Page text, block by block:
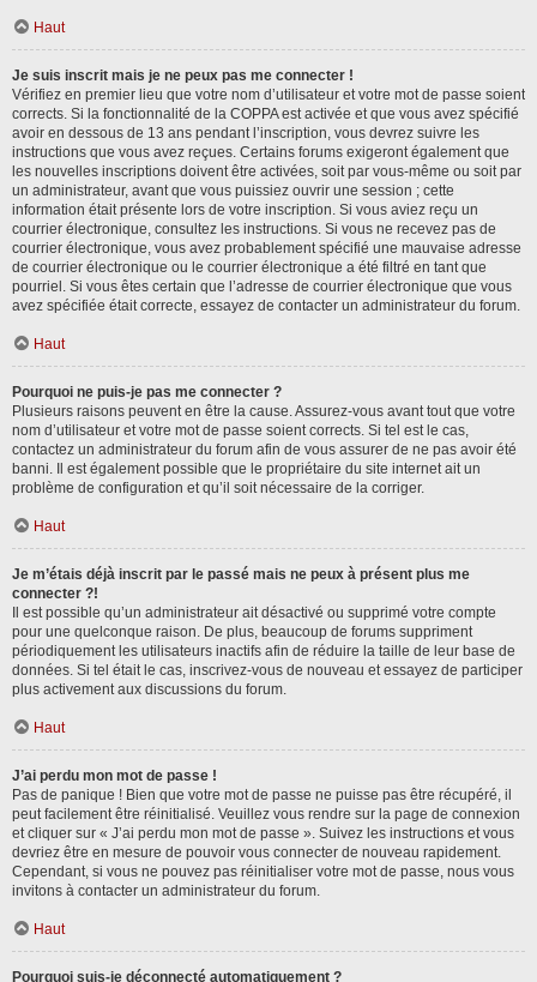
Haut
Je suis inscrit mais je ne peux pas me connecter !
Vérifiez en premier lieu que votre nom d’utilisateur et votre mot de passe soient
corrects. Si la fonctionnalité de la COPPA est activée et que vous avez spécifié
avoir en dessous de 13 ans pendant l’inscription, vous devrez suivre les
instructions que vous avez reçues. Certains forums exigeront également que
les nouvelles inscriptions doivent être activées, soit par vous-même ou soit par
un administrateur, avant que vous puissiez ouvrir une session ; cette
information était présente lors de votre inscription. Si vous aviez reçu un
courrier électronique, consultez les instructions. Si vous ne recevez pas de
courrier électronique, vous avez probablement spécifié une mauvaise adresse
de courrier électronique ou le courrier électronique a été filtré en tant que
pourriel. Si vous êtes certain que l’adresse de courrier électronique que vous
avez spécifiée était correcte, essayez de contacter un administrateur du forum.
Haut
Pourquoi ne puis-je pas me connecter ?
Plusieurs raisons peuvent en être la cause. Assurez-vous avant tout que votre
nom d’utilisateur et votre mot de passe soient corrects. Si tel est le cas,
contactez un administrateur du forum afin de vous assurer de ne pas avoir été
banni. Il est également possible que le propriétaire du site internet ait un
problème de configuration et qu’il soit nécessaire de la corriger.
Haut
Je m’étais déjà inscrit par le passé mais ne peux à présent plus me
connecter ?!
Il est possible qu’un administrateur ait désactivé ou supprimé votre compte
pour une quelconque raison. De plus, beaucoup de forums suppriment
périodiquement les utilisateurs inactifs afin de réduire la taille de leur base de
données. Si tel était le cas, inscrivez-vous de nouveau et essayez de participer
plus activement aux discussions du forum.
Haut
J’ai perdu mon mot de passe !
Pas de panique ! Bien que votre mot de passe ne puisse pas être récupéré, il
peut facilement être réinitialisé. Veuillez vous rendre sur la page de connexion
et cliquer sur « J’ai perdu mon mot de passe ». Suivez les instructions et vous
devriez être en mesure de pouvoir vous connecter de nouveau rapidement.
Cependant, si vous ne pouvez pas réinitialiser votre mot de passe, nous vous
invitons à contacter un administrateur du forum.
Haut
Pourquoi suis-je déconnecté automatiquement ?